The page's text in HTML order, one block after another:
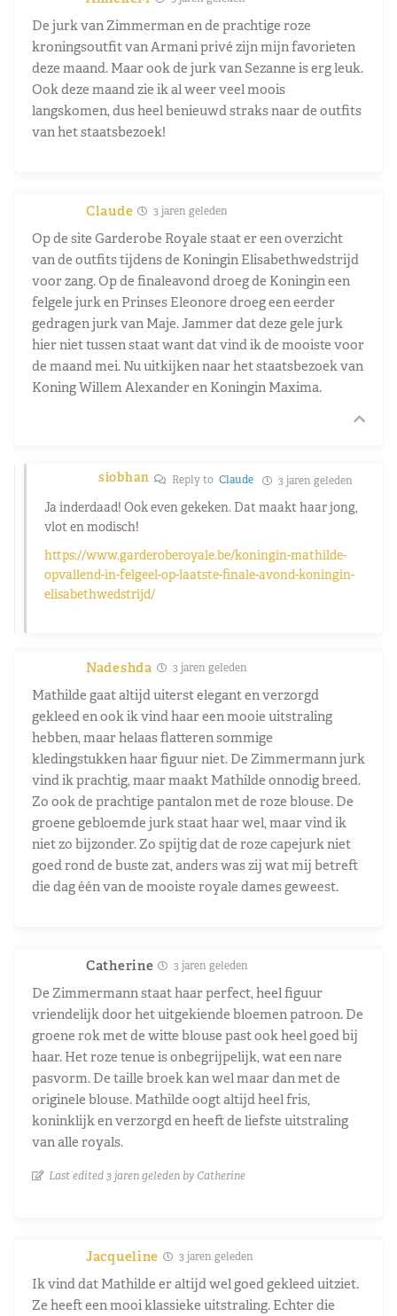
De jurk van Zimmerman en de prachtige roze
kroningsoutfit van Armani privé zijn mijn favorieten
deze maand. Maar ook de jurk van Sezanne is erg leuk.
Ook deze maand zie ik al weer veel moois
langskomen, dus heel benieuwd straks naar de outfits
van het staatsbezoek!
Claude 3 jaren geleden
Op de site Garderobe Royale staat er een overzicht
van de outfits tijdens de Koningin Elisabethwedstrijd
voor zang. Op de finaleavond droeg de Koningin een
felgele jurk en Prinses Eleonore droeg een eerder
gedragen jurk van Maje. Jammer dat deze gele jurk
hier niet tussen staat want dat vind ik de mooiste voor
de maand mei. Nu uitkijken naar het staatsbezoek van
Koning Willem Alexander en Koningin Maxima.
siobhan Reply to Claude 3 jaren geleden
Ja inderdaad! Ook even gekeken. Dat maakt haar jong,
vlot en modisch!
https://www.garderoberoyale.be/koningin-mathilde-
opvallend-in-felgeel-op-laatste-finale-avond-koningin-
elisabethwedstrijd/
Nadeshda 3 jaren geleden
Mathilde gaat altijd uiterst elegant en verzorgd
gekleed en ook ik vind haar een mooie uitstraling
hebben, maar helaas flatteren sommige
kledingstukken haar figuur niet. De Zimmermann jurk
vind ik prachtig, maar maakt Mathilde onnodig breed.
Zo ook de prachtige pantalon met de roze blouse. De
groene gebloemde jurk staat haar wel, maar vind ik
niet zo bijzonder. Zo spijtig dat de roze capejurk niet
goed rond de buste zat, anders was zij wat mij betreft
die dag één van de mooiste royale dames geweest.
Catherine 3 jaren geleden
De Zimmermann staat haar perfect, heel figuur
vriendelijk door het uitgekiende bloemen patroon. De
groene rok met de witte blouse past ook heel goed bij
haar. Het roze tenue is onbegrijpelijk, wat een nare
pasvorm. De taille broek kan wel maar dan met de
originele blouse. Mathilde oogt altijd heel fris,
koninklijk en verzorgd en heeft de liefste uitstraling
van alle royals.
Last edited 3 jaren geleden by Catherine
Jacqueline 3 jaren geleden
Ik vind dat Mathilde er altijd wel goed gekleed uitziet.
Ze heeft een mooi klassieke uitstraling. Echter die